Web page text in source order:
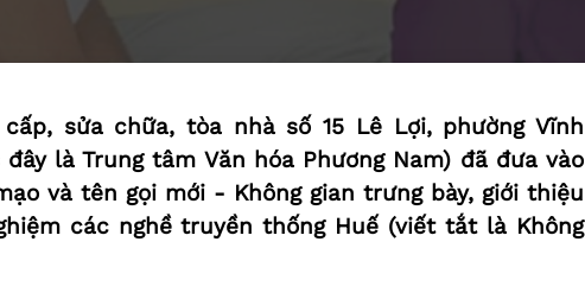
sửa chữa, tòa nhà số 15 Lê Lợi, phường Vĩnh
đây là Trung tâm Văn hóa Phương Nam) đã đưa vào
và tên gọi mới - Không gian trưng bày, giới thiệu
các nghề truyền thống Huế (viết tắt là Không